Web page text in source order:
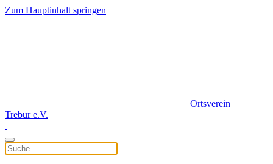
Zum Hauptinhalt springen
Ortsverein
Trebur e.V.